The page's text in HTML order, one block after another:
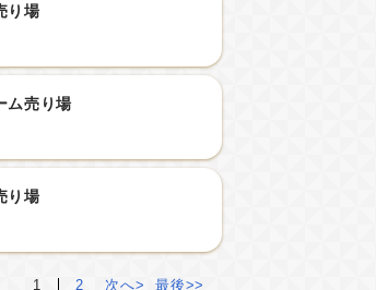
り場
ム売り場
り場
1 2 次へ> 最後>>